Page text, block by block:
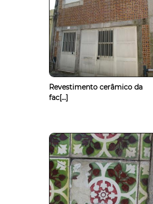
Revestimento cerâmico da
fac[...]